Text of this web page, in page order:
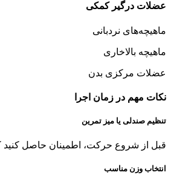
عضلات درگیر کمکی
ماهیچه‌های نردبانی
ماهیچه بالاخاری
عضلات مرکزی بدن
نکات مهم در زمان اجرا
تنظیم صندلی یا میز تمرین
قبل از شروع حرکت، اطمینان حاصل کنید
انتخاب وزن مناسب